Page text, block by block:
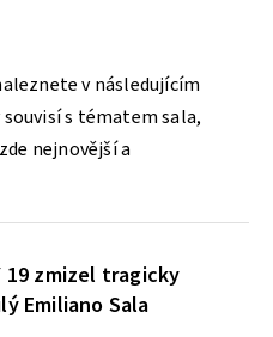
v následujícím
s tématem sala,
nejnovější a
19 zmizel tragicky
Emiliano Sala